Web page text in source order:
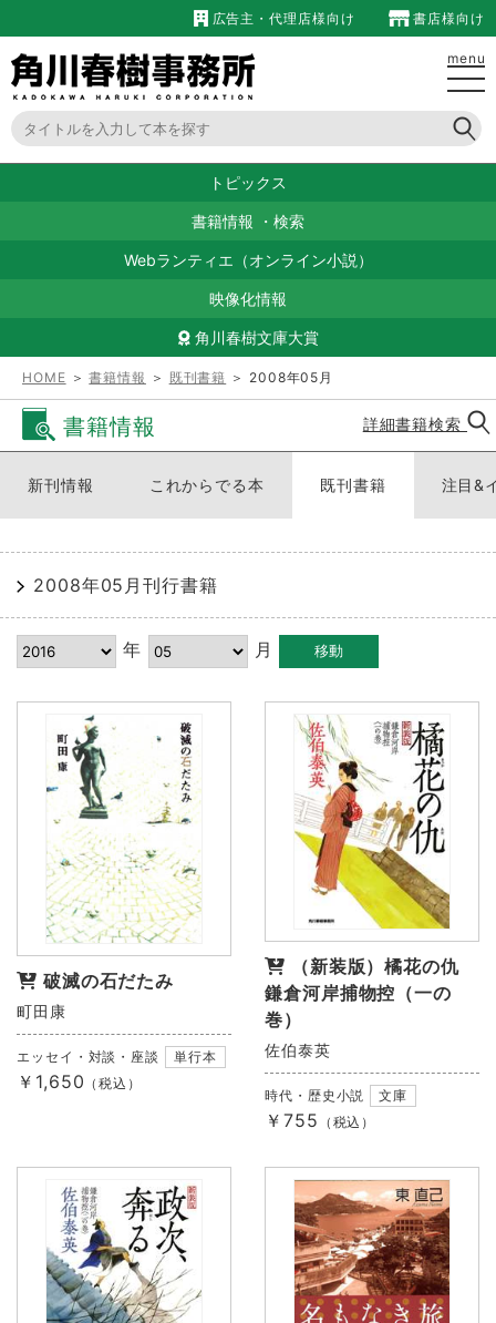
広告主・代理店様向け 書店様向け
menu
トピックス
書籍情報 ・ 検索
Webランティエ（オンライン小説）
映像化情報
角川春樹文庫大賞
HOME ＞書籍情報 ＞ 既刊書籍 ＞ 2008年05月
書籍情報 詳細書籍検索
新刊情報 これからでる本 既刊書籍 注目&
2008年05月刊行書籍
年 月
破滅の石だたみ
町田康
エッセイ・対談・座談 単行本
￥1,650 （税込）
（新装版）橘花の仇
鎌倉河岸捕物控（一の
巻）
佐伯泰英
時代・歴史小説 文庫
￥755 （税込）